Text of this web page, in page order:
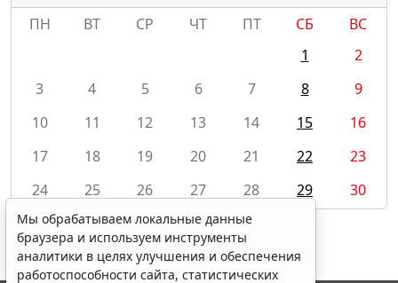
ПН
ВТ СР ЧТ ПТ СБ
ВС
1
2
3
4 5 6 7 8
9
10
11 12 13 14 15
16
17
18 19 20 21 22
23
24
25 26 27 28 29 30
Мы обрабатываем локальные данные
браузера и используем инструменты
аналитики в целях улучшения и обеспечения
работоспособности сайта, статистических